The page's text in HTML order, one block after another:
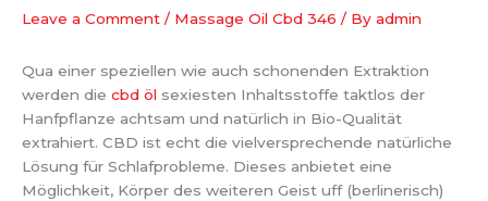
Leave a Comment / Massage Oil Cbd 346 / By admin
Qua einer speziellen wie auch schonenden Extraktion
werden die cbd öl sexiesten Inhaltsstoffe taktlos der
Hanfpflanze achtsam und natürlich in Bio-Qualität
extrahiert. CBD ist echt die vielversprechende natürliche
Lösung für Schlafprobleme. Dieses anbietet eine
Möglichkeit, Körper des weiteren Geist uff (berlinerisch)